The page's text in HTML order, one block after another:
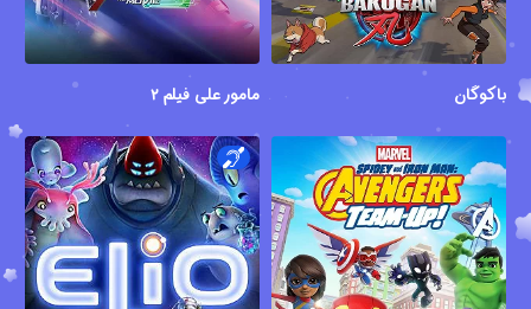
باکوگان مامور علی فیلم ۲